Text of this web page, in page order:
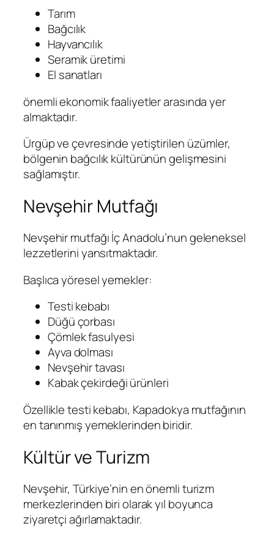
Tarım
Bağcılık
Hayvancılık
Seramik üretimi
El sanatları
önemli ekonomik faaliyetler arasında yer
almaktadır.
Ürgüp ve çevresinde yetiştirilen üzümler,
bölgenin bağcılık kültürünün gelişmesini
sağlamıştır.
Nevşehir Mutfağı
Nevşehir mutfağı İç Anadolu’nun geleneksel
lezzetlerini yansıtmaktadır.
Başlıca yöresel yemekler:
Testi kebabı
Düğü çorbası
Çömlek fasulyesi
Ayva dolması
Nevşehir tavası
Kabak çekirdeği ürünleri
Özellikle testi kebabı, Kapadokya mutfağının
en tanınmış yemeklerinden biridir.
Kültür ve Turizm
Nevşehir, Türkiye’nin en önemli turizm
merkezlerinden biri olarak yıl boyunca
ziyaretçi ağırlamaktadır.